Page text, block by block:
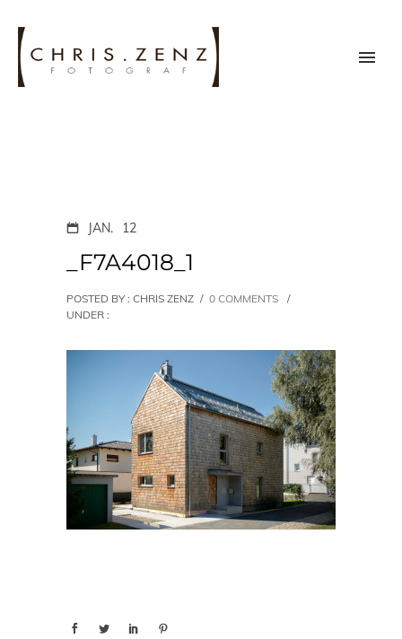
JAN. 12
_F7A4018_1
POSTED BY : CHRIS ZENZ / 0 COMMENTS
/
UNDER :